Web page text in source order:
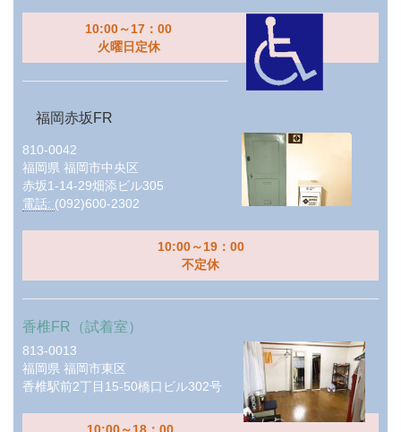
10:00～17：00
火曜日定休
福岡赤坂FR
810-0042
福岡県 福岡市中央区
赤坂1-14-29畑添ビル305
電話: (092)600-2302
10:00～19：00
不定休
香椎FR（試着室）
813-0013
福岡県 福岡市東区
香椎駅前2丁目15-50橋口ビル302号
10:00～18：00